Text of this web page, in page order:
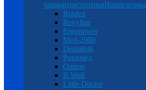
чашиантисептикиИрригаторы
Bradex
Revyline
Ergopower
Med-2000
Dentalpik
Рокимед
Omron
B.Well
Little Doctor